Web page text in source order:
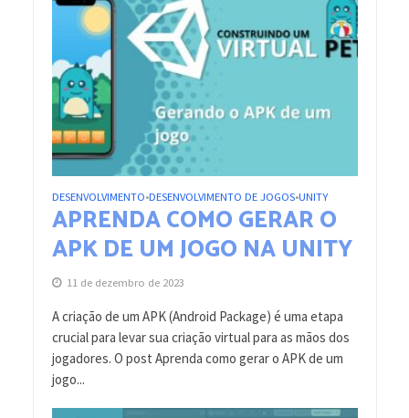
DESENVOLVIMENTO•DESENVOLVIMENTO DE JOGOS•UNITY
APRENDA COMO GERAR O
APK DE UM JOGO NA UNITY
11 de dezembro de 2023
A criação de um APK (Android Package) é uma etapa
crucial para levar sua criação virtual para as mãos dos
jogadores. O post Aprenda como gerar o APK de um
jogo...